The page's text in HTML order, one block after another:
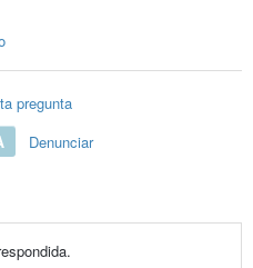
pregunta
Denunciar